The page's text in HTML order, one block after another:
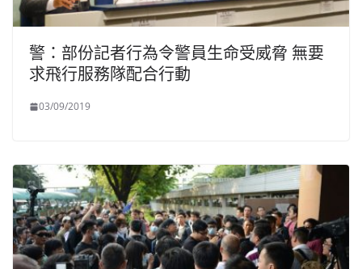
警：部份記者行為令警員生命受威脅 無要
求飛行服務隊配合行動
03/09/2019